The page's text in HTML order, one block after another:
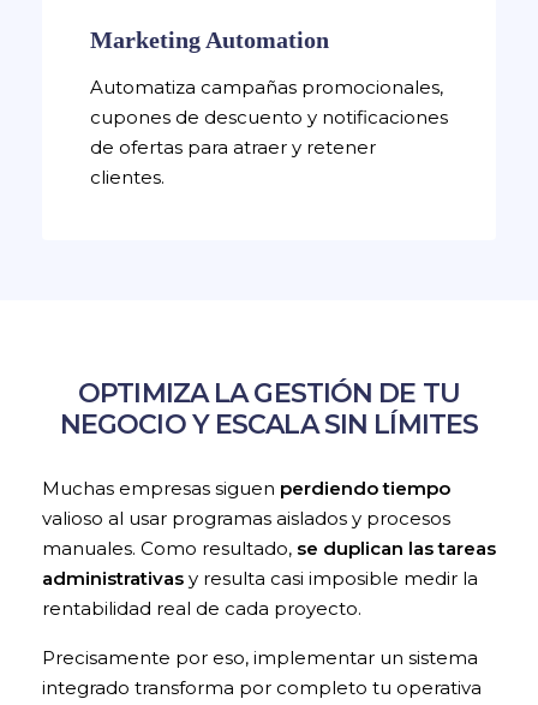
Marketing Automation
Automatiza campañas promocionales,
cupones de descuento y notificaciones
de ofertas para atraer y retener
clientes.
OPTIMIZA LA GESTIÓN DE TU
NEGOCIO Y ESCALA SIN LÍMITES
Muchas empresas siguen perdiendo tiempo
valioso al usar programas aislados y procesos
manuales. Como resultado, se duplican las tareas
administrativas y resulta casi imposible medir la
rentabilidad real de cada proyecto.
Precisamente por eso, implementar un sistema
integrado transforma por completo tu operativa